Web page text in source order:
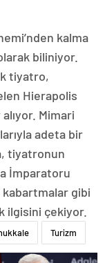
kalma
biliniyor.
tiyatro,
Hierapolis
Mimari
adeta bir
tiyatronun
İmparatoru
gibi
ilgisini çekiyor.
Turizm